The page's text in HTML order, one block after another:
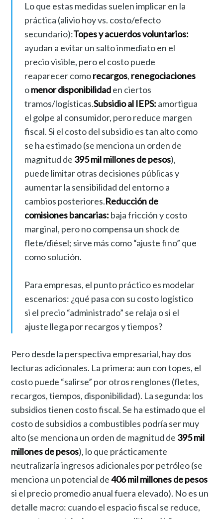
Lo que estas medidas suelen implicar en la
práctica (alivio hoy vs. costo/efecto
secundario):Topes y acuerdos voluntarios:
ayudan a evitar un salto inmediato en el
precio visible, pero el costo puede
reaparecer comorecargos, renegociaciones
omenor disponibilidaden ciertos
tramos/logísticas.Subsidio al IEPS: amortigua
el golpe al consumidor, pero reduce margen
fiscal. Si el costo del subsidio es tan alto como
se ha estimado (se menciona un orden de
magnitud de 395 mil millones de pesos),
puede limitar otras decisiones públicas y
aumentar la sensibilidad del entorno a
cambios posteriores.Reducción de
comisiones bancarias: baja fricción y costo
marginal, pero no compensa un shock de
flete/diésel; sirve más como “ajuste fino” que
como solución.
Para empresas, el punto práctico es modelar
escenarios: ¿qué pasa con su costo logístico
si el precio “administrado” se relaja o si el
ajuste llega por recargos y tiempos?
Pero desde la perspectiva empresarial, hay dos
lecturas adicionales. La primera: aun con topes, el
costo puede “salirse” por otros renglones (fletes,
recargos, tiempos, disponibilidad). La segunda: los
subsidios tienen costo fiscal. Se ha estimado que el
costo de subsidios a combustibles podría ser muy
alto (se menciona un orden de magnitud de 395 mil
millones de pesos), lo que prácticamente
neutralizaría ingresos adicionales por petróleo (se
menciona un potencial de406 mil millones de pesos
si el precio promedio anual fuera elevado). No es un
detalle macro: cuando el espacio fiscal se reduce,